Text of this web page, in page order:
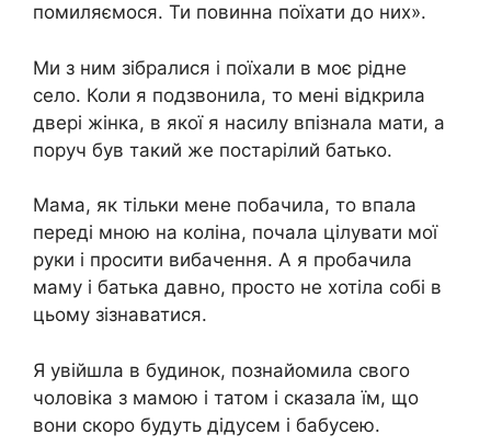
помиляємося. Ти повинна поїхати до них».
Ми з ним зібралися і поїхали в моє рідне
село. Коли я подзвонила, то мені відкрила
двері жінка, в якої я насилу впізнала мати, а
поруч був такий же постарілий батько.
Мама, як тільки мене побачила, то впала
переді мною на коліна, почала цілувати мої
руки і просити вибачення. А я пробачила
маму і батька давно, просто не хотіла собі в
цьому зізнаватися.
Я увійшла в будинок, познайомила свого
чоловіка з мамою і татом і сказала їм, що
вони скоро будуть дідусем і бабусею.